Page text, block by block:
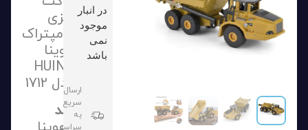
فلزی
دامپتراک
هوینا
HUINA
مدل 1712
برند
در انبار
موجود
نمی
باشد
ارسال
سریع
به
سراسر